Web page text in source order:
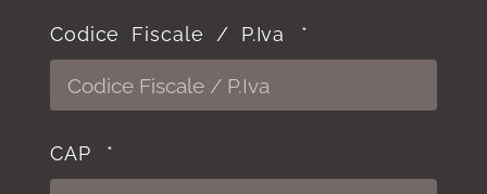
Codice Fiscale / P.Iva
CAP